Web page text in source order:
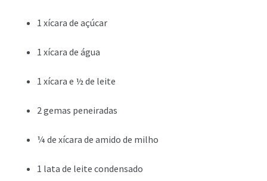
1 xícara de açúcar
1 xícara de água
1 xícara e ½ de leite
2 gemas peneiradas
¼ de xícara de amido de milho
1 lata de leite condensado